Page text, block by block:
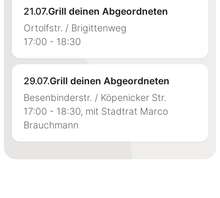
21.07.Grill deinen Abgeordneten
Ortolfstr. / Brigittenweg
17:00 - 18:30
29.07.Grill deinen Abgeordneten
Besenbinderstr. / Köpenicker Str.
17:00 - 18:30, mit Stadtrat Marco
Brauchmann